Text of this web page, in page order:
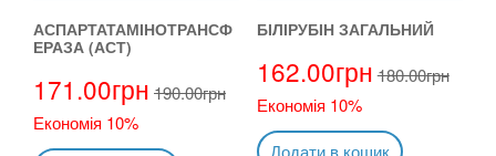
АСПАРТАТАМІНОТРАНСФ
ЕРАЗА (АСТ)
171.00грн 190.00грн
Економія 10%
БІЛІРУБІН ЗАГАЛЬНИЙ
162.00грн 180.00грн
Економія 10%
Додати в кошик